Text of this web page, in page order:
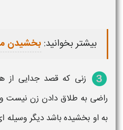
بیشتر بخوانید: بخشیدن
زنی که قصد جدایی از
راضی به طلاق دادن زن نیست
به او بخشیدهباشد دیگر وسیله